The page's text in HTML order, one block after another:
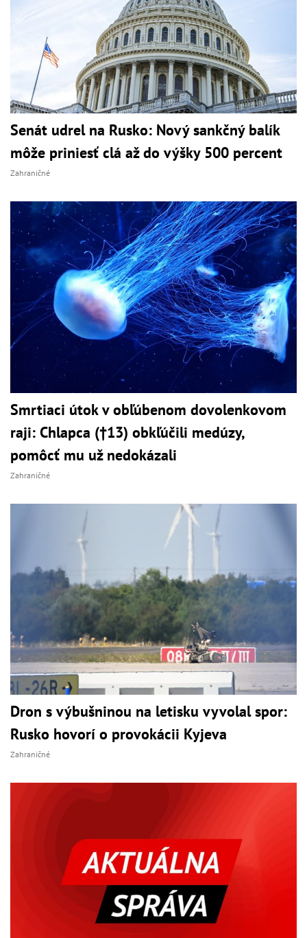
Senát udrel na Rusko: Nový sankčný balík
môže priniesť clá až do výšky 500 percent
Zahraničné
Smrtiaci útok v obľúbenom dovolenkovom
raji: Chlapca (†13) obkľúčili medúzy,
pomôcť mu už nedokázali
Zahraničné
Dron s výbušninou na letisku vyvolal spor:
Rusko hovorí o provokácii Kyjeva
Zahraničné